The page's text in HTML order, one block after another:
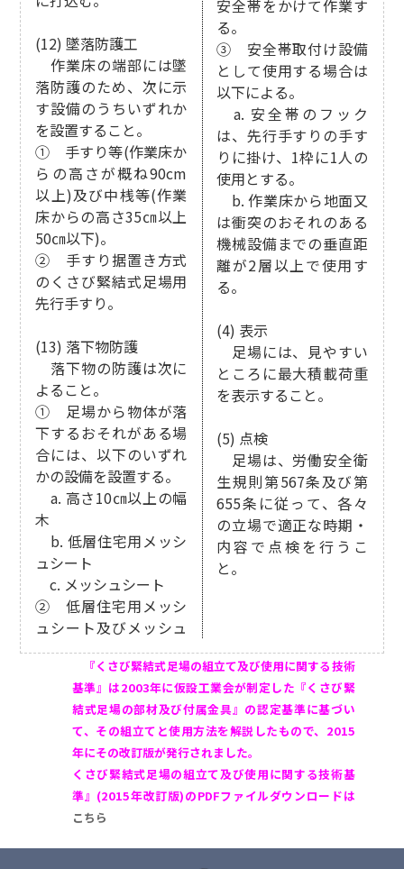
(12) 墜落防護工
作業床の端部には墜
落防護のため、次に示
す設備のうちいずれか
を設置すること。
① 手すり等(作業床か
らの高さが概ね90cm
以上)及び中桟等(作業
床からの高さ35㎝以上
50㎝以下)。
② 手すり据置き方式
のくさび緊結式足場用
先行手すり。
(13) 落下物防護
落下物の防護は次に
よること。
① 足場から物体が落
下するおそれがある場
合には、以下のいずれ
かの設備を設置する。
a. 高さ10㎝以上の幅
木
b. 低層住宅用メッシ
ュシート
c. メッシュシート
② 低層住宅用メッシ
ュシート及びメッシュ
安全帯をかけて作業す
る。
③ 安全帯取付け設備
として使用する場合は
以下による。
a. 安全帯のフック
は、先行手すりの手す
りに掛け、1枠に1人の
使用とする。
b. 作業床から地面又
は衝突のおそれのある
機械設備までの垂直距
離が2層以上で使用す
る。
(4) 表示
足場には、見やすい
ところに最大積載荷重
を表示すること。
(5) 点検
足場は、労働安全衛
生規則第567条及び第
655条に従って、各々
の立場で適正な時期・
内容で点検を行うこ
と。
『くさび緊結式足場の組立て及び使用に関する技術
基準』は2003年に仮設工業会が制定した『くさび緊
結式足場の部材及び付属金具』の認定基準に基づい
て、その組立てと使用方法を解説したもので、2015
年にその改訂版が発行されました。
くさび緊結式足場の組立て及び使用に関する技術基
準』(2015年改訂版)のPDFファイルダウンロードは
こちら